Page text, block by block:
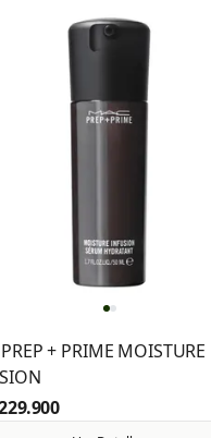
+ PRIME MOISTURE